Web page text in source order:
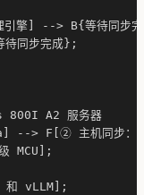
擎] --> B{等待同步
同步完成};
800I A2 服务器
--> F[② 主机同步：
MCU];
和 vLLM];